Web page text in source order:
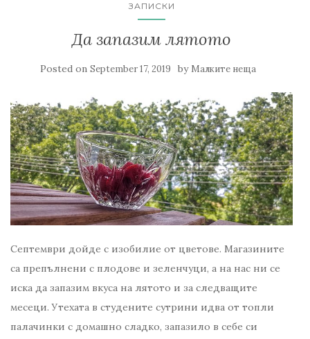
ЗАПИСКИ
Да запазим лятото
Posted on September 17, 2019 by Малките неща
Септември дойде с изобилие от цветове. Магазините
са препълнени с плодове и зеленчуци, а на нас ни се
иска да запазим вкуса на лятото и за следващите
месеци. Утехата в студените сутрини идва от топли
палачинки с домашно сладко, запазило в себе си